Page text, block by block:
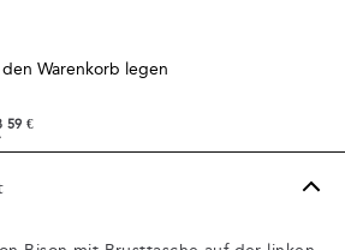
den Warenkorb legen
59 €